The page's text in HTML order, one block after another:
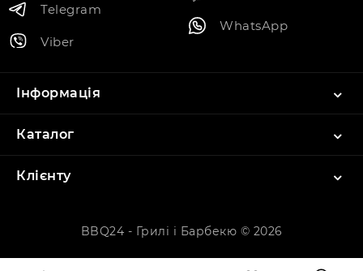
Telegram
Viber
WhatsApp
Інформація
Каталог
Клієнту
BBQ24 - Грилі і Барбекю © 2026